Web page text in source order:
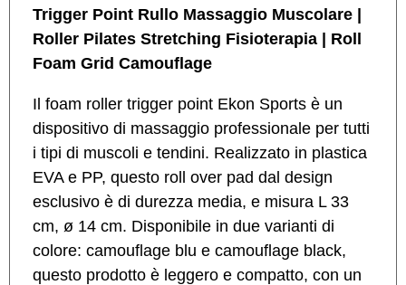
Trigger Point Rullo Massaggio Muscolare |
Roller Pilates Stretching Fisioterapia | Roll
Foam Grid Camouflage
Il foam roller trigger point Ekon Sports è un
dispositivo di massaggio professionale per tutti
i tipi di muscoli e tendini. Realizzato in plastica
EVA e PP, questo roll over pad dal design
esclusivo è di durezza media, e misura L 33
cm, ø 14 cm. Disponibile in due varianti di
colore: camouflage blu e camouflage black,
questo prodotto è leggero e compatto, con un